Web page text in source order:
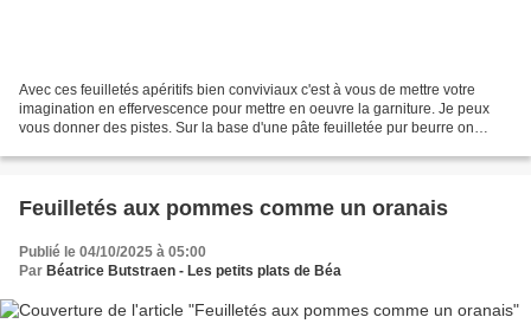
Avec ces feuilletés apéritifs bien conviviaux c'est à vous de mettre votre
imagination en effervescence pour mettre en oeuvre la garniture. Je peux
vous donner des pistes. Sur la base d'une pâte feuilletée pur beurre on
Feuilletés aux pommes comme un oranais
Publié le 04/10/2025 à 05:00
Par Béatrice Butstraen - Les petits plats de Béa